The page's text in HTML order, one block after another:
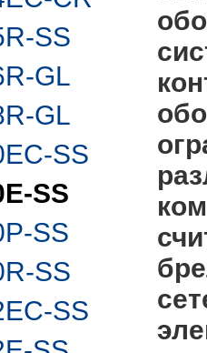
SS
GL
GL
SS
SS
SS
SS
SS